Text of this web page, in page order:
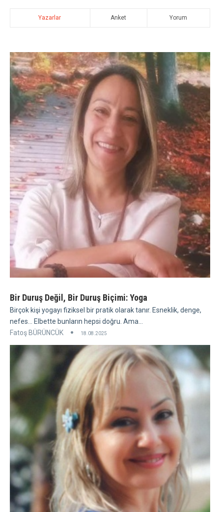
Yazarlar Anket Yorum
Bir Duruş Değil, Bir Duruş Biçimi: Yoga
Birçok kişi yogayı fiziksel bir pratik olarak tanır. Esneklik, denge,
nefes... Elbette bunların hepsi doğru. Ama...
Fatoş BÜRÜNCÜK
18.08.2025